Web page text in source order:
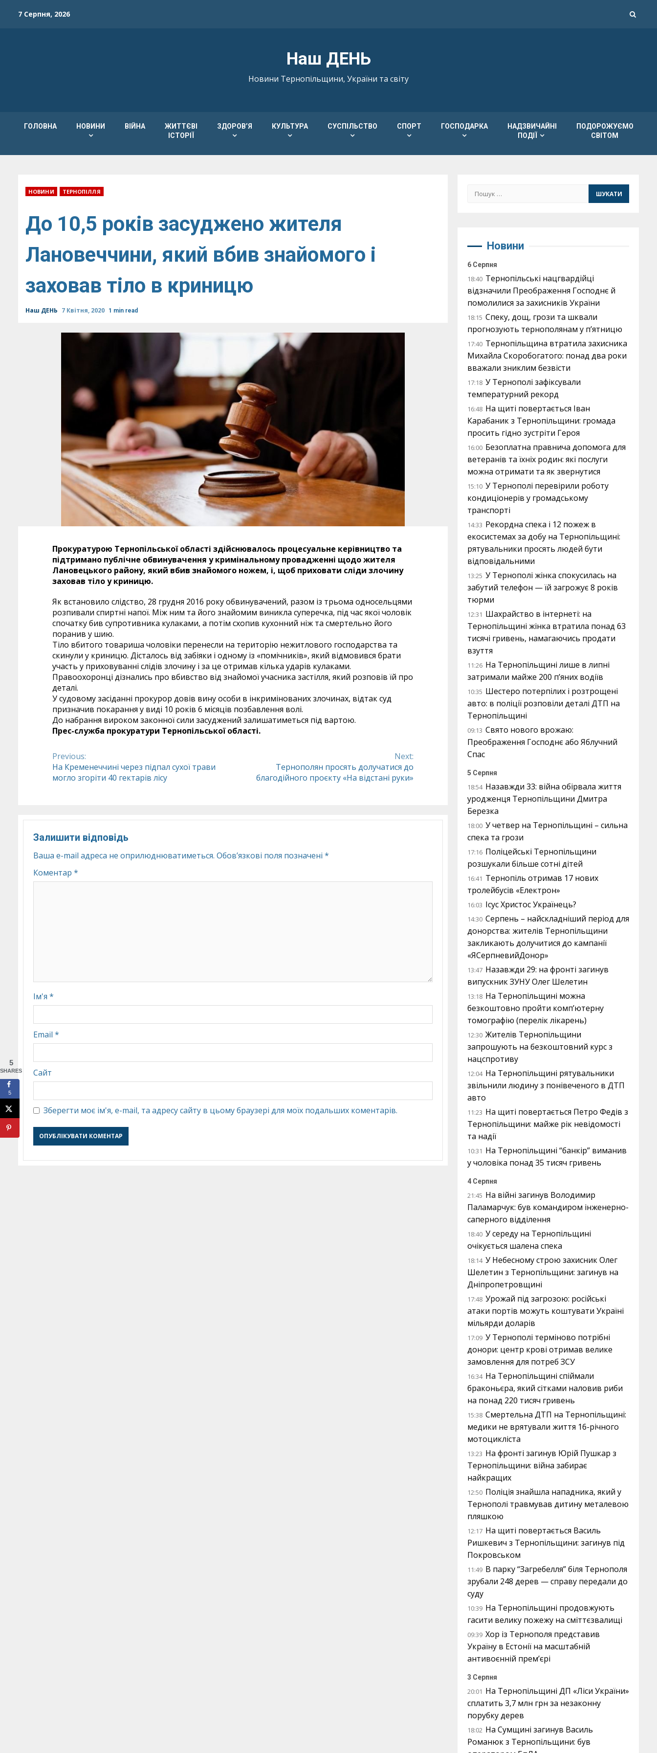
7 Серпня, 2026
Наш ДЕНЬ
Новини Тернопільщини, України та світу
ГОЛОВНА НОВИНИ ВІЙНА
ЖИТТЄВІ
ІСТОРІЇ
ЗДОРОВ’Я КУЛЬТУРА СУСПІЛЬСТВО СПОРТ ГОСПОДАРКА
НАДЗВИЧАЙНІ
ПОДІЇ
ПОДОРОЖУЄМО
СВІТОМ
НОВИНИ ТЕРНОПІЛЛЯ
До 10,5 років засуджено жителя
Лановеччини, який вбив знайомого і
заховав тіло в криницю
Наш ДЕНЬ 7 Квітня, 2020 1 min read
Прокуратурою Тернопільської області здійснювалось процесуальне керівництво та
підтримано публічне обвинувачення у кримінальному провадженні щодо жителя
Лановецького району, який вбив знайомого ножем, і, щоб приховати сліди злочину
заховав тіло у криницю.
Як встановило слідство, 28 грудня 2016 року обвинувачений, разом із трьома односельцями
розпивали спиртні напої. Між ним та його знайомим виникла суперечка, під час якої чоловік
спочатку бив супротивника кулаками, а потім схопив кухонний ніж та смертельно його
поранив у шию.
Тіло вбитого товариша чоловіки перенесли на територію нежитлового господарства та
скинули у криницю. Дісталось від забіяки і одному із «помічників», який відмовився брати
участь у приховуванні слідів злочину і за це отримав кілька ударів кулаками.
Правоохоронці дізнались про вбивство від знайомої учасника застілля, який розповів їй про
деталі.
У судовому засіданні прокурор довів вину особи в інкримінованих злочинах, відтак суд
призначив покарання у виді 10 років 6 місяців позбавлення волі.
До набрання вироком законної сили засуджений залишатиметься під вартою.
Прес-служба прокуратури Тернопільської області.
Continue
Reading
Previous:
На Кременеччині через підпал сухої трави
могло згоріти 40 гектарів лісу
Next:
Тернополян просять долучатися до
благодійного проєкту «На відстані руки»
Залишити відповідь
Ваша e-mail адреса не оприлюднюватиметься. Обов’язкові поля позначені *
Коментар *
Ім'я *
Email *
Сайт
Зберегти моє ім'я, e-mail, та адресу сайту в цьому браузері для моїх подальших коментарів.
Пошук:
Новини
6 Серпня
18:40 Тернопільські нацгвардійці
відзначили Преображення Господнє й
помолилися за захисників України
18:15 Спеку, дощ, грози та шквали
прогнозують тернополянам у п’ятницю
17:40 Тернопільщина втратила захисника
Михайла Скоробогатого: понад два роки
вважали зниклим безвісти
17:18 У Тернополі зафіксували
температурний рекорд
16:48 На щиті повертається Іван
Карабаник з Тернопільщини: громада
просить гідно зустріти Героя
16:00 Безоплатна правнича допомога для
ветеранів та їхніх родин: які послуги
можна отримати та як звернутися
15:10 У Тернополі перевірили роботу
кондиціонерів у громадському
транспорті
14:33 Рекордна спека і 12 пожеж в
екосистемах за добу на Тернопільщині:
рятувальники просять людей бути
відповідальними
13:25 У Тернополі жінка спокусилась на
забутий телефон — їй загрожує 8 років
тюрми
12:31 Шахрайство в інтернеті: на
Тернопільщині жінка втратила понад 63
тисячі гривень, намагаючись продати
взуття
11:26 На Тернопільщині лише в липні
затримали майже 200 п’яних водіїв
10:35 Шестеро потерпілих і розтрощені
авто: в поліції розповіли деталі ДТП на
Тернопільщині
09:13 Свято нового врожаю:
Преображення Господнє або Яблучний
Спас
5 Серпня
18:54 Назавжди 33: війна обірвала життя
уродженця Тернопільщини Дмитра
Березка
18:00 У четвер на Тернопільщині – сильна
спека та грози
17:16 Поліцейські Тернопільщини
розшукали більше сотні дітей
16:41 Тернопіль отримав 17 нових
тролейбусів «Електрон»
16:03 Ісус Христос Українець?
14:30 Серпень – найскладніший період для
донорства: жителів Тернопільщини
закликають долучитися до кампанії
«ЯСерпневийДонор»
13:47 Назавжди 29: на фронті загинув
випускник ЗУНУ Олег Шелетин
13:18 На Тернопільщині можна
безкоштовно пройти комп’ютерну
томографію (перелік лікарень)
12:30 Жителів Тернопільщини
запрошують на безкоштовний курс з
нацспротиву
12:04 На Тернопільщині рятувальники
звільнили людину з понівеченого в ДТП
авто
11:23 На щиті повертається Петро Федів з
Тернопільщини: майже рік невідомості
та надії
10:31 На Тернопільщині “банкір” виманив
у чоловіка понад 35 тисяч гривень
4 Серпня
21:45 На війні загинув Володимир
Паламарчук: був командиром інженерно-
саперного відділення
18:40 У середу на Тернопільщині
очікується шалена спека
18:14 У Небесному строю захисник Олег
Шелетин з Тернопільщини: загинув на
Дніпропетровщині
17:48 Урожай під загрозою: російські
атаки портів можуть коштувати Україні
мільярди доларів
17:09 У Тернополі терміново потрібні
донори: центр крові отримав велике
замовлення для потреб ЗСУ
16:34 На Тернопільщині спіймали
браконьєра, який сітками наловив риби
на понад 220 тисяч гривень
15:38 Смертельна ДТП на Тернопільщині:
медики не врятували життя 16-річного
мотоцикліста
13:23 На фронті загинув Юрій Пушкар з
Тернопільщини: війна забирає
найкращих
12:50 Поліція знайшла нападника, який у
Тернополі травмував дитину металевою
пляшкою
12:17 На щиті повертається Василь
Ришкевич з Тернопільщини: загинув під
Покровськом
11:49 В парку “Загребелля” біля Тернополя
зрубали 248 дерев — справу передали до
суду
10:39 На Тернопільщині продовжують
гасити велику пожежу на сміттєзвалищі
09:39 Хор із Тернополя представив
Україну в Естонії на масштабній
антивоєнній прем’єрі
3 Серпня
20:01 На Тернопільщині ДП «Ліси України»
сплатить 3,7 млн грн за незаконну
порубку дерев
18:02 На Сумщині загинув Василь
Романюк з Тернопільщини: був
5
SHARES
5